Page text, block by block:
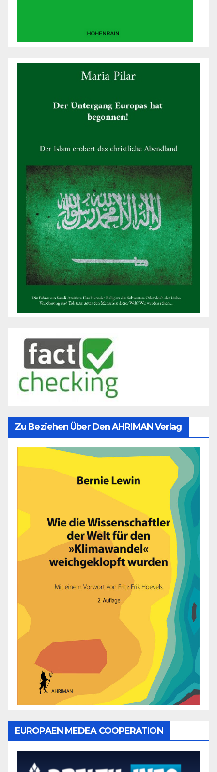
Zu Beziehen Über Den AHRIMAN Verlag
EUROPAEN MEDEA COOPERATION